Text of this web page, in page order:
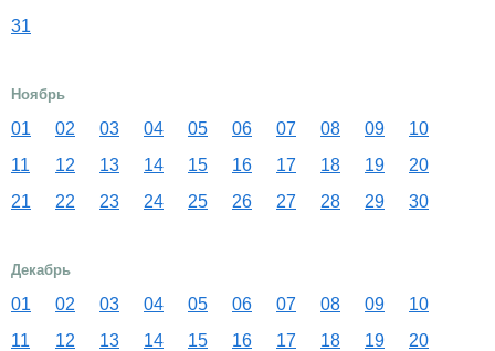
31
Ноябрь
01 02 03 04 05 06 07 08 09
10
11
12 13 14 15 16 17 18 19
20
21
22 23 24 25 26 27 28 29 30
Декабрь
01 02 03 04 05 06 07 08 09
10
11
12 13 14 15 16 17 18 19 20